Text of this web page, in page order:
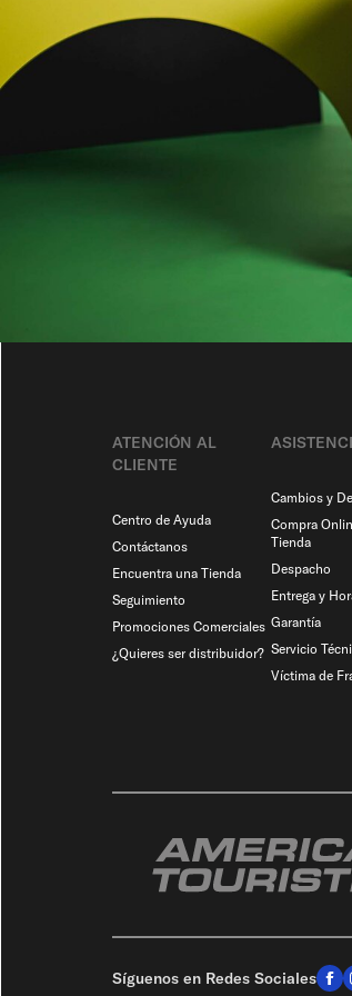
ATENCIÓN AL
CLIENTE
Centro de Ayuda
Contáctanos
Encuentra una Tienda
Seguimiento
Promociones Comerciales
¿Quieres ser distribuidor?
Cambios y
Compra
Tienda
Despacho
Entrega y
Garantía
Servicio
Víctima de
Síguenos en Redes Sociales